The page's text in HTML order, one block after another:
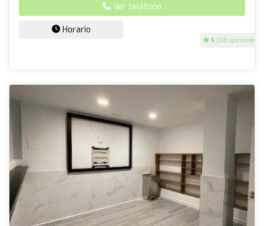
5 (58 opiniones)
Ver teléfono
Horario